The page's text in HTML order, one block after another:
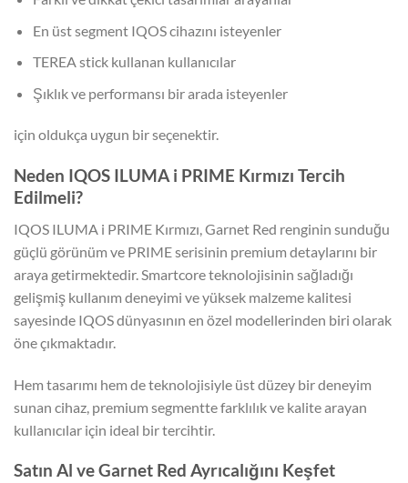
En üst segment IQOS cihazını isteyenler
TEREA stick kullanan kullanıcılar
Şıklık ve performansı bir arada isteyenler
için oldukça uygun bir seçenektir.
Neden IQOS ILUMA i PRIME Kırmızı Tercih
Edilmeli?
IQOS ILUMA i PRIME Kırmızı, Garnet Red renginin sunduğu
güçlü görünüm ve PRIME serisinin premium detaylarını bir
araya getirmektedir. Smartcore teknolojisinin sağladığı
gelişmiş kullanım deneyimi ve yüksek malzeme kalitesi
sayesinde IQOS dünyasının en özel modellerinden biri olarak
öne çıkmaktadır.
Hem tasarımı hem de teknolojisiyle üst düzey bir deneyim
sunan cihaz, premium segmentte farklılık ve kalite arayan
kullanıcılar için ideal bir tercihtir.
Satın Al ve Garnet Red Ayrıcalığını Keşfet